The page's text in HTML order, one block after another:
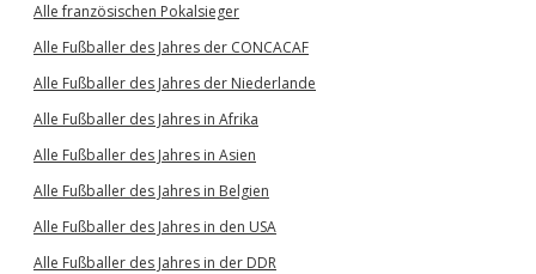
Alle französischen Pokalsieger
Alle Fußballer des Jahres der CONCACAF
Alle Fußballer des Jahres der Niederlande
Alle Fußballer des Jahres in Afrika
Alle Fußballer des Jahres in Asien
Alle Fußballer des Jahres in Belgien
Alle Fußballer des Jahres in den USA
Alle Fußballer des Jahres in der DDR